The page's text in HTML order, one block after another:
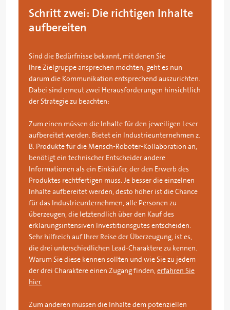
Schritt zwei: Die richtigen Inhalte
aufbereiten
Sind die Bedürfnisse bekannt, mit denen Sie
Ihre Zielgruppe ansprechen möchten, geht es nun
darum die Kommunikation entsprechend auszurichten.
Dabei sind erneut zwei Herausforderungen hinsichtlich
der Strategie zu beachten:
Zum einen müssen die Inhalte für den jeweiligen Leser
aufbereitet werden. Bietet ein Industrieunternehmen z.
B. Produkte für die Mensch-Roboter-Kollaboration an,
benötigt ein technischer Entscheider andere
Informationen als ein Einkäufer, der den Erwerb des
Produktes rechtfertigen muss. Je besser die einzelnen
Inhalte aufbereitet werden, desto höher ist die Chance
für das Industrieunternehmen, alle Personen zu
überzeugen, die letztendlich über den Kauf des
erklärungsintensiven Investitionsgutes entscheiden.
Sehr hilfreich auf Ihrer Reise der Überzeugung, ist es,
die drei unterschiedlichen Lead-Charaktere zu kennen.
Warum Sie diese kennen sollten und wie Sie zu jedem
der drei Charaktere einen Zugang finden, erfahren Sie
hier.
Zum anderen müssen die Inhalte dem potenziellen